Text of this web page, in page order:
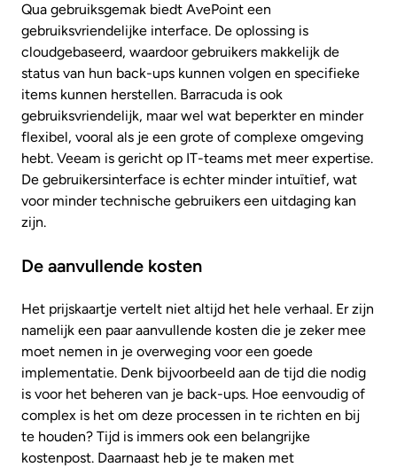
Qua gebruiksgemak biedt AvePoint een
gebruiksvriendelijke interface. De oplossing is
cloudgebaseerd, waardoor gebruikers makkelijk de
status van hun back-ups kunnen volgen en specifieke
items kunnen herstellen. Barracuda is ook
gebruiksvriendelijk, maar wel wat beperkter en minder
flexibel, vooral als je een grote of complexe omgeving
hebt. Veeam is gericht op IT-teams met meer expertise.
De gebruikersinterface is echter minder intuïtief, wat
voor minder technische gebruikers een uitdaging kan
zijn.
De aanvullende kosten
Het prijskaartje vertelt niet altijd het hele verhaal. Er zijn
namelijk een paar aanvullende kosten die je zeker mee
moet nemen in je overweging voor een goede
implementatie. Denk bijvoorbeeld aan de tijd die nodig
is voor het beheren van je back-ups. Hoe eenvoudig of
complex is het om deze processen in te richten en bij
te houden? Tijd is immers ook een belangrijke
kostenpost. Daarnaast heb je te maken met